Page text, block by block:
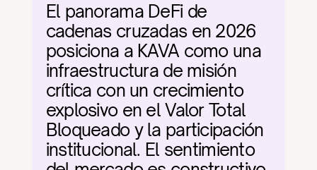
El panorama DeFi de
cadenas cruzadas en 2026
posiciona a KAVA como una
infraestructura de misión
crítica con un crecimiento
explosivo en el Valor Total
Bloqueado y la participación
institucional. El sentimiento